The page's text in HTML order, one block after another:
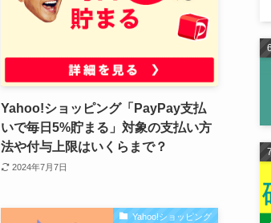
Yahoo!ショッピング「PayPay支払
いで毎日5%貯まる」対象の支払い方
法や付与上限はいくらまで？
2024年7月7日
Yahoo!ショッピング